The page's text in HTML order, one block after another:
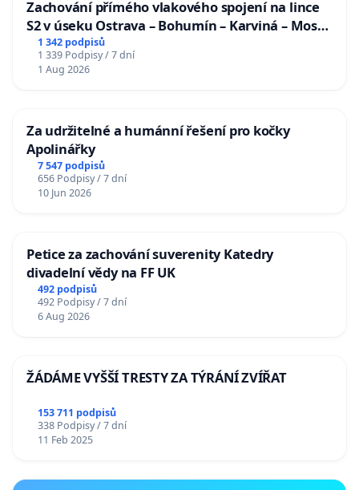
Zachování přímého vlakového spojení na lince
S2 v úseku Ostrava – Bohumín – Karviná – Mosty
u Jablunkova
1 342 podpisů
1 339 Podpisy / 7 dní
1 Aug 2026
Za udržitelné a humánní řešení pro kočky
Apolinářky
7 547 podpisů
656 Podpisy / 7 dní
10 Jun 2026
Petice za zachování suverenity Katedry
divadelní vědy na FF UK
492 podpisů
492 Podpisy / 7 dní
6 Aug 2026
ŽÁDÁME VYŠŠÍ TRESTY ZA TÝRÁNÍ ZVÍŘAT
153 711 podpisů
338 Podpisy / 7 dní
11 Feb 2025